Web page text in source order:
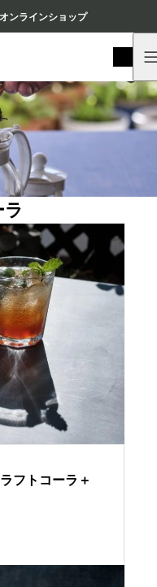
ンラインショップ
フトコーラ＋